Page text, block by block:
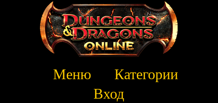
Меню
Категории
Вход